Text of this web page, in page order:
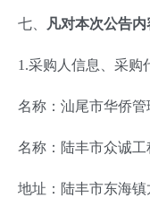
七、 凡对本次公告
1.采购人信息、采购
名称：汕尾市华侨
名称：陆丰市众诚工
地址：陆丰市东海